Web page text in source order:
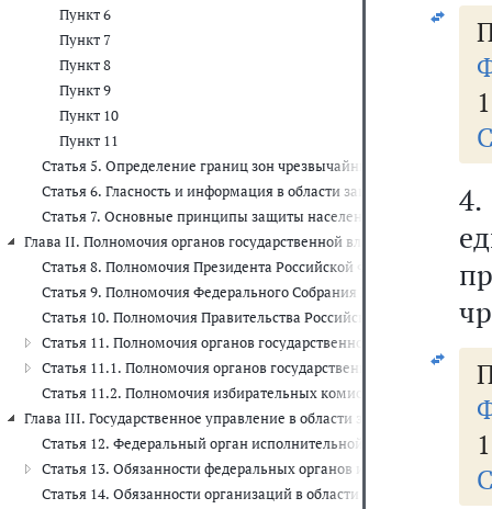
Пункт 6
Пункт 7
Пункт 8
Пункт 9
Пункт 10
Пункт 11
Статья 5. Определение границ зон чрезвычайных ситуаций и зон
Статья 6. Гласность и информация в области защиты населения
Статья 7. Основные принципы защиты населения и территорий
Глава II. Полномочия органов государственной власти Российской
Статья 8. Полномочия Президента Российской Федерации в
Статья 9. Полномочия Федерального Собрания Российской
Статья 10. Полномочия Правительства Российской Федерации в
Статья 11. Полномочия органов государственной власти
Статья 11.1. Полномочия органов государственной власти
Статья 11.2. Полномочия избирательных комиссий по принятию
Глава III. Государственное управление в области защиты населения
Статья 12. Федеральный орган исполнительной власти,
Статья 13. Обязанности федеральных органов исполнительной
Статья 14. Обязанности организаций в области защиты
4.